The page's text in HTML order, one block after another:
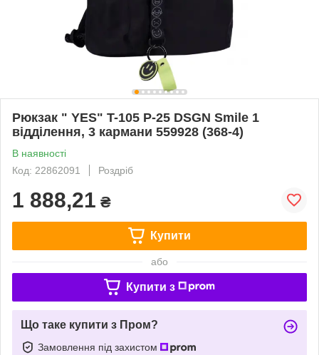
Рюкзак " YES" T-105 Р-25 DSGN Smile 1
відділення, 3 кармани 559928 (368-4)
В наявності
Код: 22862091
Роздріб
1 888,21 ₴
Купити
або
Купити з
Що таке купити з Пром?
Замовлення під захистом